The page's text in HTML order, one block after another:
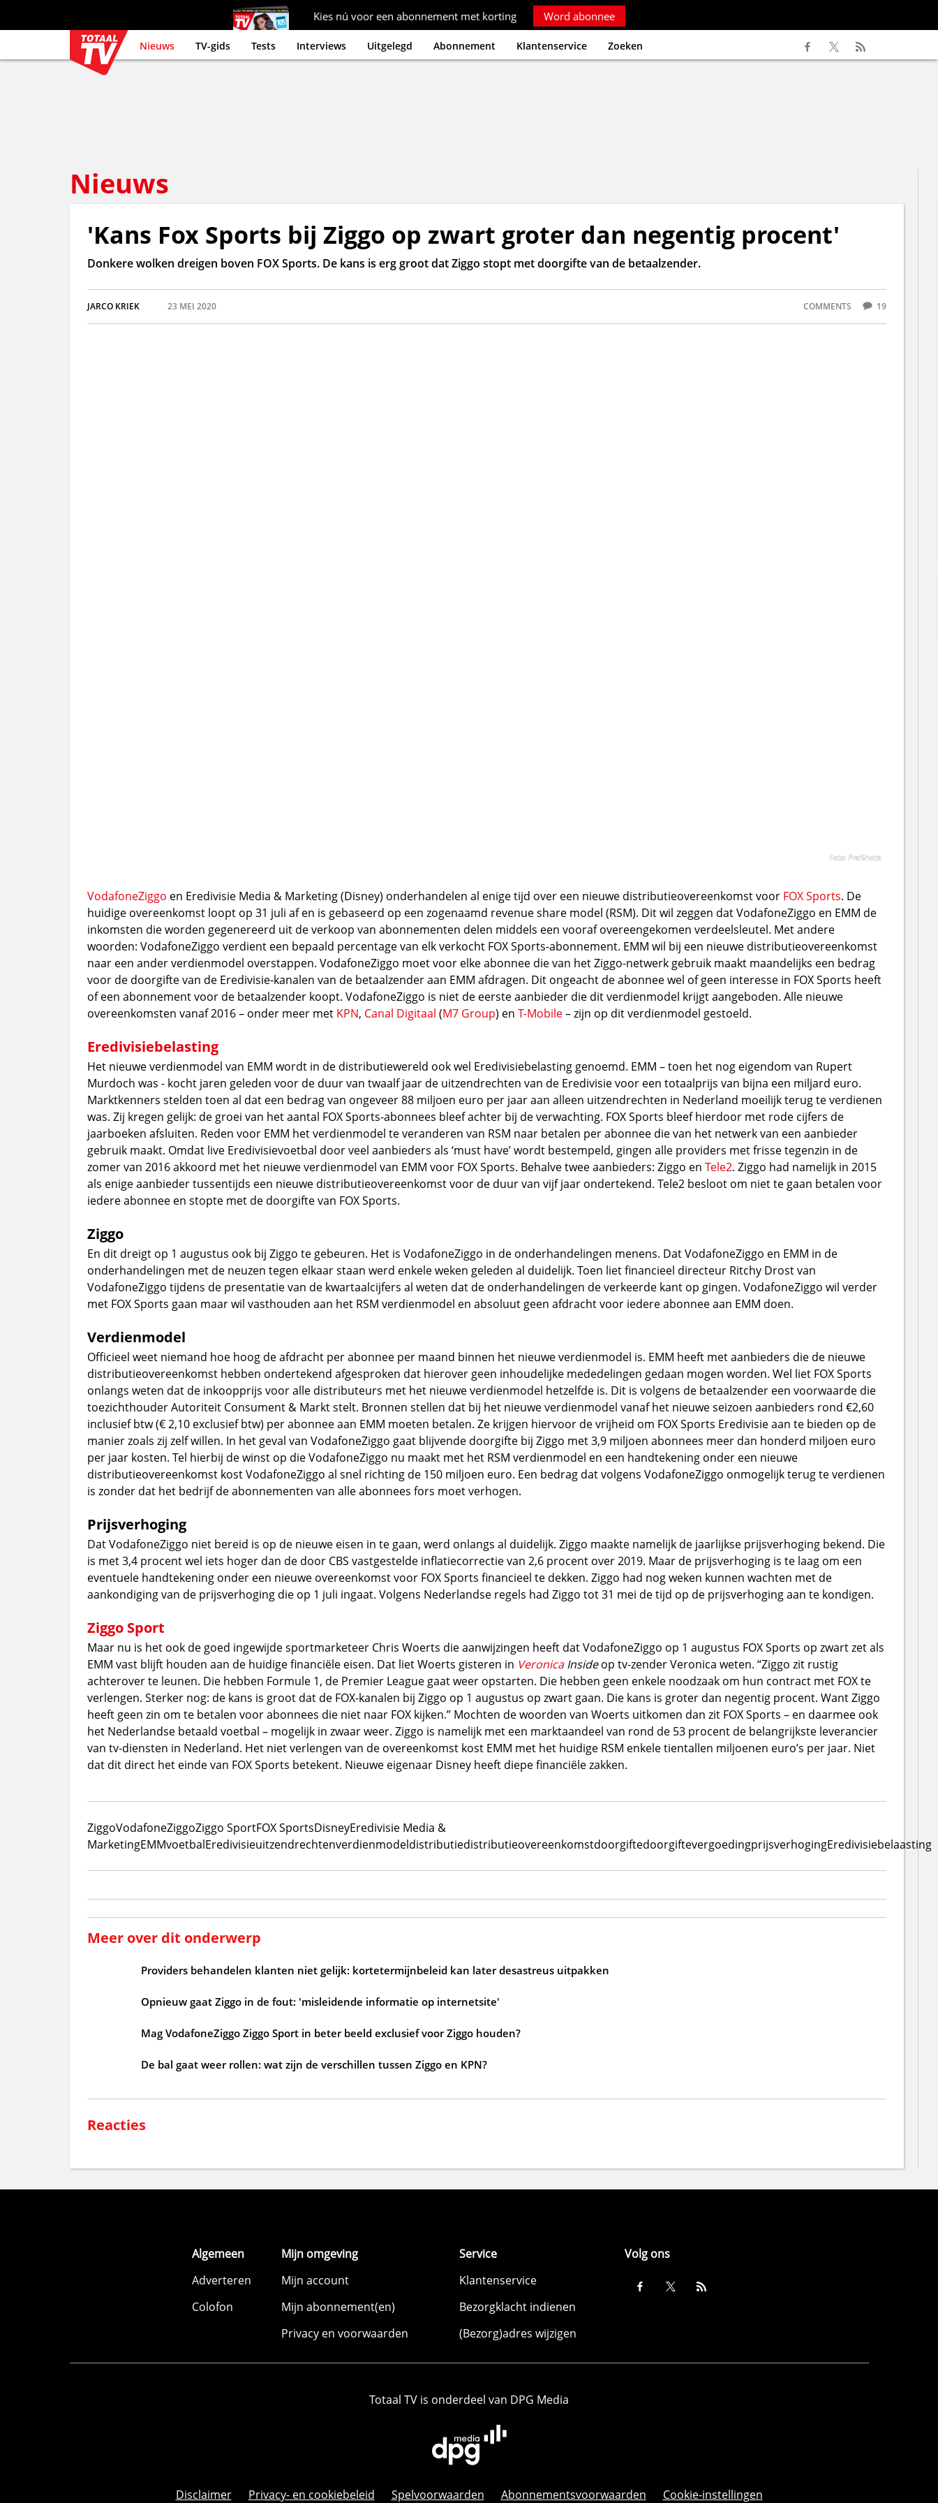
Kies nú voor een abonnement met korting Word abonnee
Nieuws TV-gids Tests Interviews Uitgelegd Abonnement Klantenservice Zoeken
Nieuws
'Kans Fox Sports bij Ziggo op zwart groter dan negentig procent'
Donkere wolken dreigen boven FOX Sports. De kans is erg groot dat Ziggo stopt met doorgifte van de betaalzender.
JARCO KRIEK 23 MEI 2020 COMMENTS 19
Foto ProShots
VodafoneZiggo en Eredivisie Media & Marketing (Disney) onderhandelen al enige tijd over een nieuwe distributieovereenkomst voor FOX Sports. De
huidige overeenkomst loopt op 31 juli af en is gebaseerd op een zogenaamd revenue share model (RSM). Dit wil zeggen dat VodafoneZiggo en EMM de
inkomsten die worden gegenereerd uit de verkoop van abonnementen delen middels een vooraf overeengekomen verdeelsleutel. Met andere
woorden: VodafoneZiggo verdient een bepaald percentage van elk verkocht FOX Sports-abonnement. EMM wil bij een nieuwe distributieovereenkomst
naar een ander verdienmodel overstappen. VodafoneZiggo moet voor elke abonnee die van het Ziggo-netwerk gebruik maakt maandelijks een bedrag
voor de doorgifte van de Eredivisie-kanalen van de betaalzender aan EMM afdragen. Dit ongeacht de abonnee wel of geen interesse in FOX Sports heeft
of een abonnement voor de betaalzender koopt. VodafoneZiggo is niet de eerste aanbieder die dit verdienmodel krijgt aangeboden. Alle nieuwe
overeenkomsten vanaf 2016 – onder meer met KPN, Canal Digitaal (M7 Group) en T-Mobile– zijn op dit verdienmodel gestoeld.
Eredivisiebelasting
Het nieuwe verdienmodel van EMM wordt in de distributiewereld ook wel Eredivisiebelasting genoemd. EMM – toen het nog eigendom van Rupert
Murdoch was - kocht jaren geleden voor de duur van twaalf jaar de uitzendrechten van de Eredivisie voor een totaalprijs van bijna een miljard euro.
Marktkenners stelden toen al dat een bedrag van ongeveer 88 miljoen euro per jaar aan alleen uitzendrechten in Nederland moeilijk terug te verdienen
was. Zij kregen gelijk: de groei van het aantal FOX Sports-abonnees bleef achter bij de verwachting. FOX Sports bleef hierdoor met rode cijfers de
jaarboeken afsluiten. Reden voor EMM het verdienmodel te veranderen van RSM naar betalen per abonnee die van het netwerk van een aanbieder
gebruik maakt. Omdat live Eredivisievoetbal door veel aanbieders als ‘must have’ wordt bestempeld, gingen alle providers met frisse tegenzin in de
zomer van 2016 akkoord met het nieuwe verdienmodel van EMM voor FOX Sports. Behalve twee aanbieders: Ziggo en Tele2. Ziggo had namelijk in 2015
als enige aanbieder tussentijds een nieuwe distributieovereenkomst voor de duur van vijf jaar ondertekend. Tele2 besloot om niet te gaan betalen voor
iedere abonnee en stopte met de doorgifte van FOX Sports.
Ziggo
En dit dreigt op 1 augustus ook bij Ziggo te gebeuren. Het is VodafoneZiggo in de onderhandelingen menens. Dat VodafoneZiggo en EMM in de
onderhandelingen met de neuzen tegen elkaar staan werd enkele weken geleden al duidelijk. Toen liet financieel directeur Ritchy Drost van
VodafoneZiggo tijdens de presentatie van de kwartaalcijfers al weten dat de onderhandelingen de verkeerde kant op gingen. VodafoneZiggo wil verder
met FOX Sports gaan maar wil vasthouden aan het RSM verdienmodel en absoluut geen afdracht voor iedere abonnee aan EMM doen.
Verdienmodel
Officieel weet niemand hoe hoog de afdracht per abonnee per maand binnen het nieuwe verdienmodel is. EMM heeft met aanbieders die de nieuwe
distributieovereenkomst hebben ondertekend afgesproken dat hierover geen inhoudelijke mededelingen gedaan mogen worden. Wel liet FOX Sports
onlangs weten dat de inkoopprijs voor alle distributeurs met het nieuwe verdienmodel hetzelfde is. Dit is volgens de betaalzender een voorwaarde die
toezichthouder Autoriteit Consument & Markt stelt. Bronnen stellen dat bij het nieuwe verdienmodel vanaf het nieuwe seizoen aanbieders rond €2,60
inclusief btw (€ 2,10 exclusief btw) per abonnee aan EMM moeten betalen. Ze krijgen hiervoor de vrijheid om FOX Sports Eredivisie aan te bieden op de
manier zoals zij zelf willen. In het geval van VodafoneZiggo gaat blijvende doorgifte bij Ziggo met 3,9 miljoen abonnees meer dan honderd miljoen euro
per jaar kosten. Tel hierbij de winst op die VodafoneZiggo nu maakt met het RSM verdienmodel en een handtekening onder een nieuwe
distributieovereenkomst kost VodafoneZiggo al snel richting de 150 miljoen euro. Een bedrag dat volgens VodafoneZiggo onmogelijk terug te verdienen
is zonder dat het bedrijf de abonnementen van alle abonnees fors moet verhogen.
Prijsverhoging
Dat VodafoneZiggo niet bereid is op de nieuwe eisen in te gaan, werd onlangs al duidelijk. Ziggo maakte namelijk de jaarlijkse prijsverhoging bekend. Die
is met 3,4 procent wel iets hoger dan de door CBS vastgestelde inflatiecorrectie van 2,6 procent over 2019. Maar de prijsverhoging is te laag om een
eventuele handtekening onder een nieuwe overeenkomst voor FOX Sports financieel te dekken. Ziggo had nog weken kunnen wachten met de
aankondiging van de prijsverhoging die op 1 juli ingaat. Volgens Nederlandse regels had Ziggo tot 31 mei de tijd op de prijsverhoging aan te kondigen.
Ziggo Sport
Maar nu is het ook de goed ingewijde sportmarketeer Chris Woerts die aanwijzingen heeft dat VodafoneZiggo op 1 augustus FOX Sports op zwart zet als
EMM vast blijft houden aan de huidige financiële eisen. Dat liet Woerts gisteren in VeronicaInsideop tv-zender Veronica weten. “Ziggo zit rustig
achterover te leunen. Die hebben Formule 1, de Premier League gaat weer opstarten. Die hebben geen enkele noodzaak om hun contract met FOX te
verlengen. Sterker nog: de kans is groot dat de FOX-kanalen bij Ziggo op 1 augustus op zwart gaan. Die kans is groter dan negentig procent. Want Ziggo
heeft geen zin om te betalen voor abonnees die niet naar FOX kijken.” Mochten de woorden van Woerts uitkomen dan zit FOX Sports – en daarmee ook
het Nederlandse betaald voetbal – mogelijk in zwaar weer. Ziggo is namelijk met een marktaandeel van rond de 53 procent de belangrijkste leverancier
van tv-diensten in Nederland. Het niet verlengen van de overeenkomst kost EMM met het huidige RSM enkele tientallen miljoenen euro’s per jaar. Niet
dat dit direct het einde van FOX Sports betekent. Nieuwe eigenaar Disney heeft diepe financiële zakken.
ZiggoVodafoneZiggoZiggo SportFOX SportsDisneyEredivisie Media &
MarketingEMMvoetbalEredivisieuitzendrechtenverdienmodeldistributiedistributieovereenkomstdoorgiftedoorgiftevergoedingprijsverhogingEredivisiebelaasting
Meer over dit onderwerp
Providers behandelen klanten niet gelijk: kortetermijnbeleid kan later desastreus uitpakken
Opnieuw gaat Ziggo in de fout: 'misleidende informatie op internetsite'
Mag VodafoneZiggo Ziggo Sport in beter beeld exclusief voor Ziggo houden?
De bal gaat weer rollen: wat zijn de verschillen tussen Ziggo en KPN?
Reacties
Algemeen
Adverteren
Colofon
Mijn omgeving
Mijn account
Mijn abonnement(en)
Privacy en voorwaarden
Service
Klantenservice
Bezorgklacht indienen
(Bezorg)adres wijzigen
Volg ons
Totaal TV is onderdeel van DPG Media
Disclaimer Privacy- en cookiebeleid Spelvoorwaarden Abonnementsvoorwaarden Cookie-instellingen